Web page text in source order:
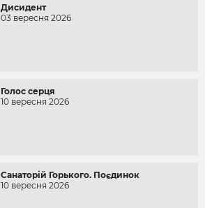
Дисидент
03 вересня 2026
Голос серця
10 вересня 2026
Санаторій Горького. Поєдинок
10 вересня 2026